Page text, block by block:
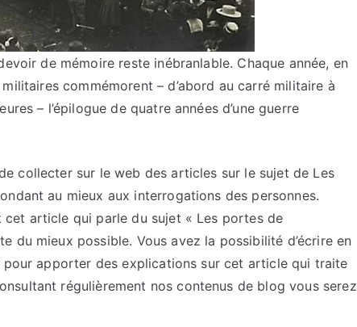
de mémoire reste inébranlable. Chaque année, en
commémorent – d’abord au carré militaire à
– l’épilogue de quatre années d’une guerre
collecter sur le web des articles sur le sujet de Les
au mieux aux interrogations des personnes.
cet article qui parle du sujet « Les portes de
du mieux possible. Vous avez la possibilité d’écrire en
apporter des explications sur cet article qui traite
régulièrement nos contenus de blog vous serez